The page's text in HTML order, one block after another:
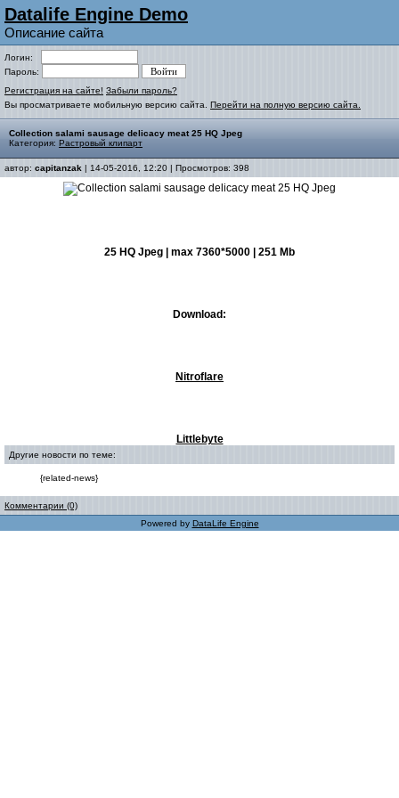
Datalife Engine Demo
Описание сайта
Логин:
Пароль:
Регистрация на сайте! Забыли пароль?
Вы просматриваете мобильную версию сайта. Перейти на полную версию сайта.
Collection salami sausage delicacy meat 25 HQ Jpeg
Категория: Растровый клипарт
автор: capitanzak | 14-05-2016, 12:20 | Просмотров: 398
25 HQ Jpeg | max 7360*5000 | 251 Mb
Download:
Nitroflare
Littlebyte
Другие новости по теме:
{related-news}
Комментарии (0)
Powered by DataLife Engine